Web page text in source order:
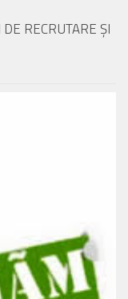
RECRUTARE ŞI